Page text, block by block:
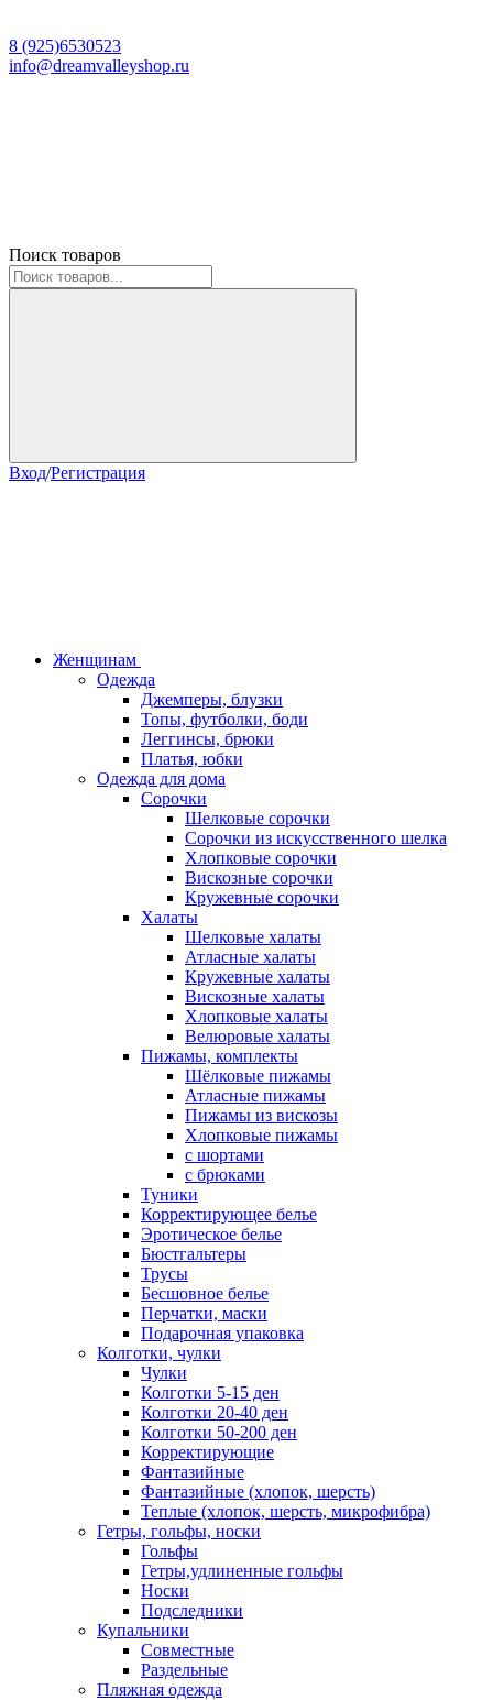
8 (925)6530523
info@dreamvalleyshop.ru
Поиск товаров
Вход/Регистрация
Женщинам
Одежда
Джемперы, блузки
Топы, футболки, боди
Леггинсы, брюки
Платья, юбки
Одежда для дома
Сорочки
Шелковые сорочки
Сорочки из искусственного шелка
Хлопковые сорочки
Вискозные сорочки
Кружевные сорочки
Халаты
Шелковые халаты
Атласные халаты
Кружевные халаты
Вискозные халаты
Хлопковые халаты
Велюровые халаты
Пижамы, комплекты
Шёлковые пижамы
Атласные пижамы
Пижамы из вискозы
Хлопковые пижамы
с шортами
с брюками
Туники
Корректирующее белье
Эротическое белье
Бюстгальтеры
Трусы
Бесшовное белье
Перчатки, маски
Подарочная упаковка
Колготки, чулки
Чулки
Колготки 5-15 ден
Колготки 20-40 ден
Колготки 50-200 ден
Корректирующие
Фантазийные
Фантазийные (хлопок, шерсть)
Теплые (хлопок, шерсть, микрофибра)
Гетры, гольфы, носки
Гольфы
Гетры,удлиненные гольфы
Носки
Подследники
Купальники
Совместные
Раздельные
Пляжная одежда